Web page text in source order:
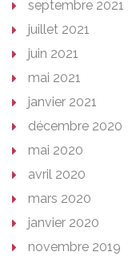
septembre 2021
juillet 2021
juin 2021
mai 2021
janvier 2021
décembre 2020
mai 2020
avril 2020
mars 2020
janvier 2020
novembre 2019